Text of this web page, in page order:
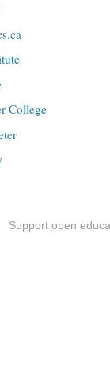
College
Support open